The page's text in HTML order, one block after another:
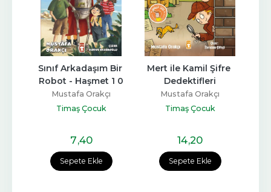
Sepete Ekle
Sınıf Arkadaşım Bir
Robot - Haşmet 1 0
Mustafa Orakçı
Timaş Çocuk
7,40
Sepete Ekle
Mert ile Kamil Şifre
Dedektifleri
Mustafa Orakçı
Timaş Çocuk
14,20